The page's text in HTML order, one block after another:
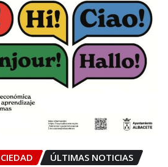
ÚLTIMAS NOTICIAS